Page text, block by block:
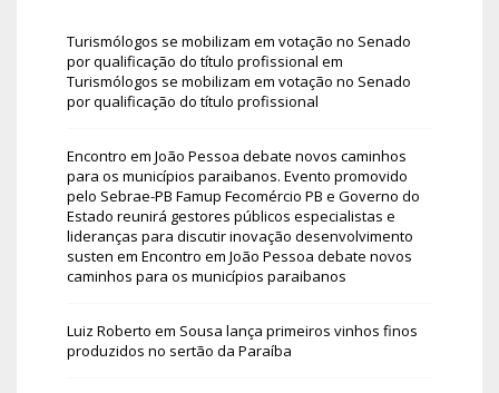
Turismólogos se mobilizam em votação no Senado
por qualificação do título profissional em
Turismólogos se mobilizam em votação no Senado
por qualificação do título profissional
Encontro em João Pessoa debate novos caminhos
para os municípios paraibanos. Evento promovido
pelo Sebrae-PB Famup Fecomércio PB e Governo do
Estado reunirá gestores públicos especialistas e
lideranças para discutir inovação desenvolvimento
susten em Encontro em João Pessoa debate novos
caminhos para os municípios paraibanos
Luiz Roberto em Sousa lança primeiros vinhos finos
produzidos no sertão da Paraíba